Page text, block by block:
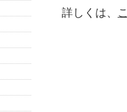
詳しくは、